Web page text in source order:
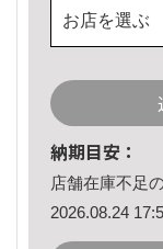
お店を選ぶ
納期目安：
店舗在庫不足
2026.08.24